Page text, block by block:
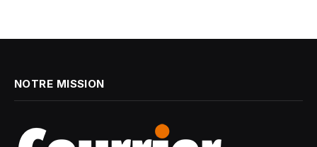
NOTRE MISSION